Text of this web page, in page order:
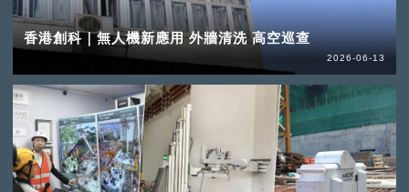
香港創科｜無人機新應用 外牆清洗 高空巡查
2026-06-13